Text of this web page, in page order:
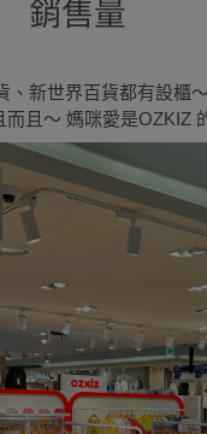
、新世界百貨都有設櫃
且～ 媽咪愛是OZKIZ